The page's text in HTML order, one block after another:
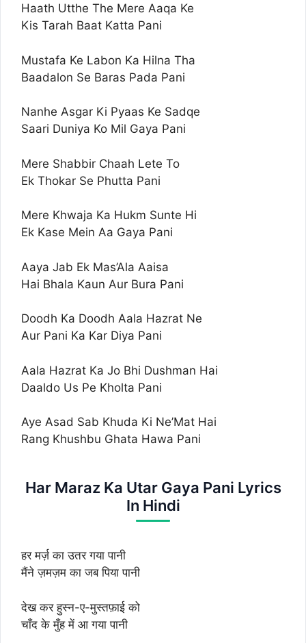
Haath Utthe The Mere Aaqa Ke
Kis Tarah Baat Katta Pani
Mustafa Ke Labon Ka Hilna Tha
Baadalon Se Baras Pada Pani
Nanhe Asgar Ki Pyaas Ke Sadqe
Saari Duniya Ko Mil Gaya Pani
Mere Shabbir Chaah Lete To
Ek Thokar Se Phutta Pani
Mere Khwaja Ka Hukm Sunte Hi
Ek Kase Mein Aa Gaya Pani
Aaya Jab Ek Mas’Ala Aaisa
Hai Bhala Kaun Aur Bura Pani
Doodh Ka Doodh Aala Hazrat Ne
Aur Pani Ka Kar Diya Pani
Aala Hazrat Ka Jo Bhi Dushman Hai
Daaldo Us Pe Kholta Pani
Aye Asad Sab Khuda Ki Ne’Mat Hai
Rang Khushbu Ghata Hawa Pani
Har Maraz Ka Utar Gaya Pani Lyrics
In Hindi
हर मर्ज़ का उतर गया पानी
मैंने ज़मज़म का जब पिया पानी
देख कर हुस्न-ए-मुस्तफ़ाई को
चाँद के मुँह में आ गया पानी